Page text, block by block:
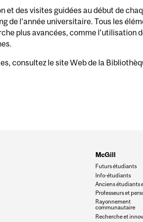
et des visites guidées au début de
de l’année universitaire. Tous les
plus avancées, comme l’utilisation
consultez le site Web de la
McGill
Futurs étudiants
Info-étudiants
Anciens étudiants
Professeurs et
Rayonnement
communautaire
Recherche et